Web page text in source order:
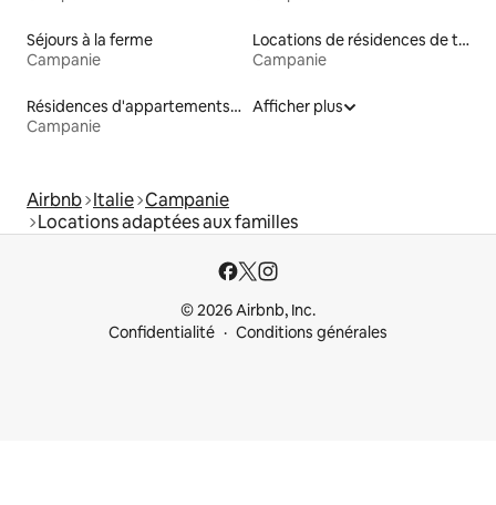
Séjours à la ferme
Campanie
Locations de résidences de tourisme
Campanie
Résidences d'appartements en location
Campanie
Afficher plus
Airbnb Italie Campanie
Locations adaptées aux familles
© 2026 Airbnb, Inc.
Confidentialité
Conditions générales